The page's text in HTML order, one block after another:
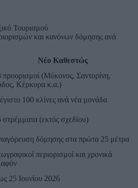
Τουρισμού
και κανόνων δόμησης ανά
Νέο Καθεστώς
προορισμοί (Μύκονος, Σαντορίνη,
Κέρκυρα κ.α.)
100 κλίνες ανά νέα μονάδα
στρέμματα (εκτός σχεδίου)
δόμησης στα πρώτα 25 μέτρα
περιορισμοί και χρονικά
25 Ιουνίου 2026